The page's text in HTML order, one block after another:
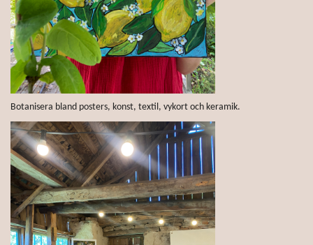
Botanisera bland posters, konst, textil, vykort och keramik.